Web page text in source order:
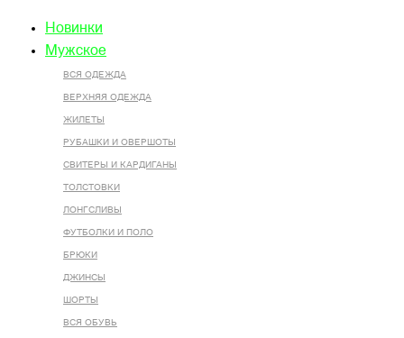
Новинки
Мужское
ВСЯ ОДЕЖДА
ВЕРХНЯЯ ОДЕЖДА
ЖИЛЕТЫ
РУБАШКИ И ОВЕРШОТЫ
СВИТЕРЫ И КАРДИГАНЫ
ТОЛСТОВКИ
ЛОНГСЛИВЫ
ФУТБОЛКИ И ПОЛО
БРЮКИ
ДЖИНСЫ
ШОРТЫ
ВСЯ ОБУВЬ